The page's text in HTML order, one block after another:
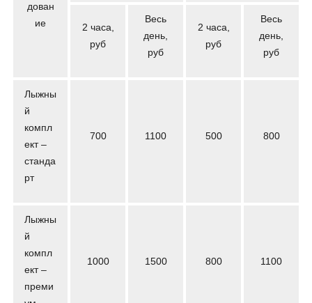
дован
ие
2 часа,
руб
Весь
день,
руб
2 часа,
руб
Весь
день,
руб
Лыжны
й
компл
ект –
станда
рт
700 1100 500 800
Лыжны
й
компл
ект –
преми
1000 1500 800 1100